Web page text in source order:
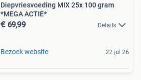
Diepvriesvoeding MIX 25x 100 gram
*MEGA ACTIE*
€ 69,99 Details
Bezoek website 22 jul 26